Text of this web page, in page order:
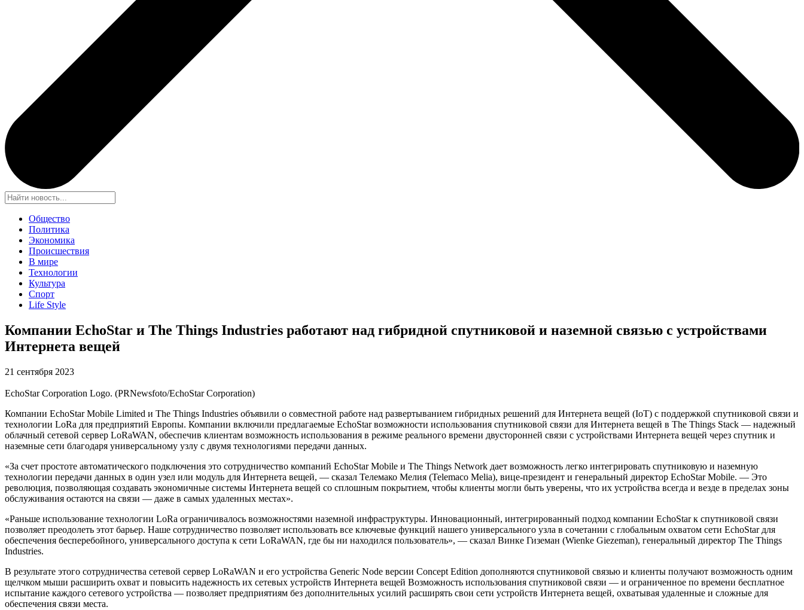
Общество
Политика
Экономика
Происшествия
В мире
Технологии
Культура
Спорт
Life Style
Компании EchoStar и The Things Industries работают над гибридной спутниковой и наземной связью с устройствами
Интернета вещей
21 сентября 2023
EchoStar Corporation Logo. (PRNewsfoto/EchoStar Corporation)
Компании EchoStar Mobile Limited и The Things Industries объявили о совместной работе над развертыванием гибридных решений для Интернета вещей (IoT) с поддержкой спутниковой связи и
технологии LoRa для предприятий Европы. Компании включили предлагаемые EchoStar возможности использования спутниковой связи для Интернета вещей в The Things Stack — надежный
облачный сетевой сервер LoRaWAN, обеспечив клиентам возможность использования в режиме реального времени двусторонней связи с устройствами Интернета вещей через спутник и
наземные сети благодаря универсальному узлу с двумя технологиями передачи данных.
«За счет простоте автоматического подключения это сотрудничество компаний EchoStar Mobile и The Things Network дает возможность легко интегрировать спутниковую и наземную
технологии передачи данных в один узел или модуль для Интернета вещей, — сказал Телемако Мелия (Telemaco Melia), вице-президент и генеральный директор EchoStar Mobile. — Это
революция, позволяющая создавать экономичные системы Интернета вещей со сплошным покрытием, чтобы клиенты могли быть уверены, что их устройства всегда и везде в пределах зоны
обслуживания остаются на связи — даже в самых удаленных местах».
«Раньше использование технологии LoRa ограничивалось возможностями наземной инфраструктуры. Инновационный, интегрированный подход компании EchoStar к спутниковой связи
позволяет преодолеть этот барьер. Наше сотрудничество позволяет использовать все ключевые функций нашего универсального узла в сочетании с глобальным охватом сети EchoStar для
обеспечения бесперебойного, универсального доступа к сети LoRaWAN, где бы ни находился пользователь», — сказал Винке Гиземан (Wienke Giezeman), генеральный директор The Things
Industries.
В результате этого сотрудничества сетевой сервер LoRaWAN и его устройства Generic Node версии Concept Edition дополняются спутниковой связью и клиенты получают возможность одним
щелчком мыши расширить охват и повысить надежность их сетевых устройств Интернета вещей Возможность использования спутниковой связи — и ограниченное по времени бесплатное
испытание каждого сетевого устройства — позволяет предприятиям без дополнительных усилий расширять свои сети устройств Интернета вещей, охватывая удаленные и сложные для
обеспечения связи места.